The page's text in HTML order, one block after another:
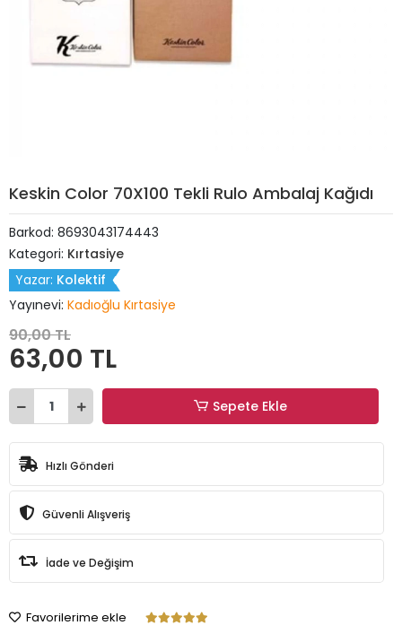
Keskin Color 70X100 Tekli Rulo Ambalaj Kağıdı
Barkod: 8693043174443
Kategori: Kırtasiye
Yazar: Kolektif
Yayınevi: Kadıoğlu Kırtasiye
90,00 TL
63,00 TL
Sepete Ekle
Hızlı Gönderi
Güvenli Alışveriş
İade ve Değişim
Favorilerime ekle